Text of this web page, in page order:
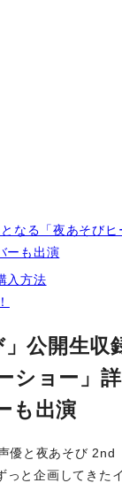
なる「夜あそびヒ
ーも出演
入方法
公開生収
ショー」詳
も出演
優と夜あそび 2nd
っと企画してきた